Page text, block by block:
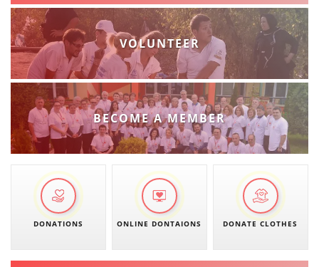
VOLUNTEER
BECOME A MEMBER
DONATIONS ONLINE DONTAIONS DONATE CLOTHES